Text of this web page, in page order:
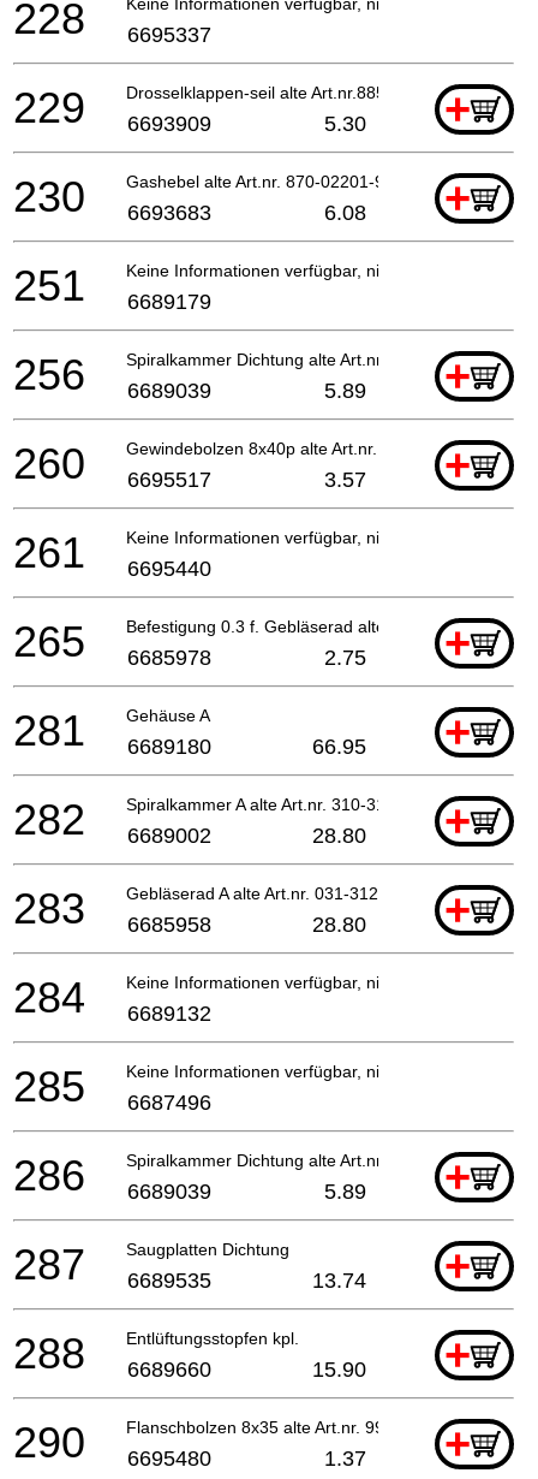
228 6695337
Drosselklappen-seil alte Art.nr.885-0650a-80
+
229 6693909 5.30
Gashebel alte Art.nr. 870-02201-91 +
230 6693683 6.08
Keine Informationen verfügbar, nicht bestellbar
251 6689179
Spiralkammer Dichtung alte Art.nr. 311-31249-20
+
256 6689039 5.89
Gewindebolzen 8x40p alte Art.nr. 994-73084-013
+
260 6695517 3.57
Keine Informationen verfügbar, nicht bestellbar
261 6695440
Befestigung 0.3 f. Gebläserad alte Art.nr. 034-31
+
265 6685978 2.75
Gehäuse A +
281 6689180 66.95
Spiralkammer A alte Art.nr. 310-31249-20 +
282 6689002 28.80
Gebläserad A alte Art.nr. 031-31249-20 +
283 6685958 28.80
Keine Informationen verfügbar, nicht bestellbar
284 6689132
Keine Informationen verfügbar, nicht bestellbar
285 6687496
Spiralkammer Dichtung alte Art.nr. 311-31249-20
+
286 6689039 5.89
Saugplatten Dichtung +
287 6689535 13.74
Entlüftungsstopfen kpl. +
288 6689660 15.90
Flanschbolzen 8x35 alte Art.nr. 994-51080-350
+
290 6695480 1.37